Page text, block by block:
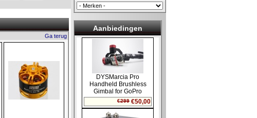
Ga terug
Aanbiedingen